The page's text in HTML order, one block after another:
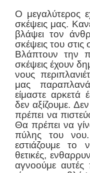
Ο μεγαλύτερος
σκέψεις μας.
βλάψει τον
σκέψεις του στις
Βλάπτουν την
σκέψεις έχουν
νους
μας
είμαστε αρκετά
δεν αξίζουμε.
πρέπει να
Θα πρέπει να
πύλης του
εστιάζουμε το
θετικές,
αγνοούμε